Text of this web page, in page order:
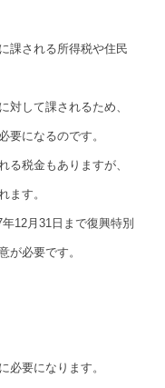
課される所得税や住民
対して課されるため、
要になるのです。
る税金もありますが、
ます。
12月31日まで復興特別
が必要です。
必要になります。